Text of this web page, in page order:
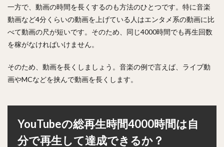
一方で、動画の時間を長くするのも方法のひとつです。特に音楽
動画など4分くらいの動画を上げている人はエンタメ系の動画に比
べて動画の尺が短いです。そのため、同じ4000時間でも再生回数
を稼がなければいけません。
そのため、動画を長くしましょう。音楽の例で言えば、ライブ動
画やMCなどを挟んで動画を長くします。
YouTubeの総再生時間4000時間は自
分で再生して達成できるか？